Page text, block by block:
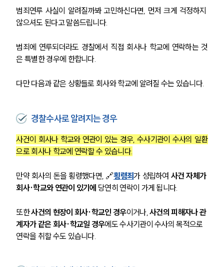
범죄연루 사실이 알려질까봐 고민하신다면, 먼저 크게 걱정하지
않으셔도 된다고 말씀드립니다.
범죄에 연루되더라도 경찰에서 직접 회사나 학교에 연락하는 것
은 특별한 경우에 한합니다.
다만 다음과 같은 상황들로 회사와 학교에 알려질 수는 있습니다.
경찰수사로 알려지는 경우
사건이 회사나 학교와 연관이 있는 경우, 수사기관이 수사의 일환
으로 회사나 학교에 연락할 수 있습니다.
만약 회사의 돈을 횡령했다면, 🔗횡령죄가 성립하여 사건 자체가
회사·학교와 연관이 있기에 당연히 연락이 가게 됩니다.
또한 사건의 현장이 회사·학교인 경우이거나, 사건의 피해자나 관
계자가 같은 회사·학교일 경우에도 수사기관이 수사의 목적으로
연락을 취할 수도 있습니다.